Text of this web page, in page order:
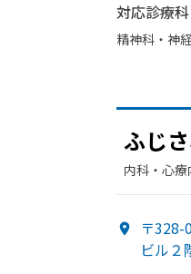
対応診療科
精神科・神
ふじ
内科・​心
〒328-
ビル２